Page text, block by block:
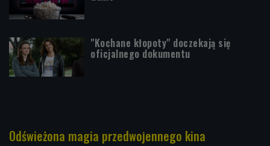
"Kochane kłopoty" doczekają się
oficjalnego dokumentu
Odświeżona magia przedwojennego kina